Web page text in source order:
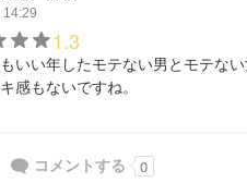
1.3
いい年したモテない男とモテない
感もないですね。
コメントする 0